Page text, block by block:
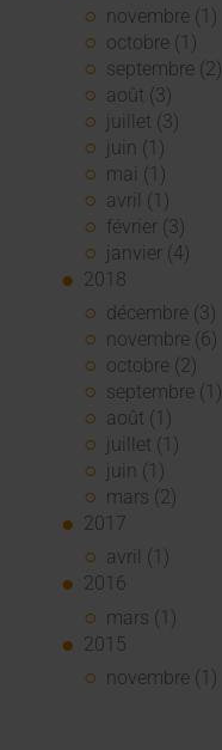
novembre (1)
octobre (1)
septembre (2)
août (3)
juillet (3)
juin (1)
mai (1)
avril (1)
février (3)
janvier (4)
2018
décembre (3)
novembre (6)
octobre (2)
septembre (1)
août (1)
juillet (1)
juin (1)
mars (2)
2017
avril (1)
2016
mars (1)
2015
novembre (1)